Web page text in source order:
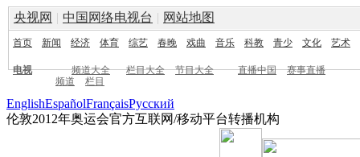
央视网 | 中国网络电视台 | 网站地图
首页 新闻 经济 体育 综艺 春晚 戏曲 音乐 科教 青少 文化 艺术
电视 频道大全 栏目大全 节目大全 直播中国
赛事直播
频道
栏目
EnglishEspañolFrançaisPусский
伦敦2012年奥运会官方互联网/移动平台转播机构